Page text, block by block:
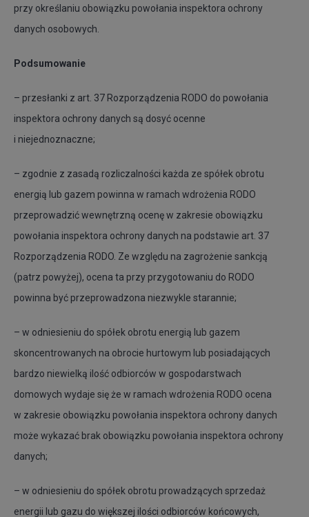
przy określaniu obowiązku powołania inspektora ochrony
danych osobowych.
Podsumowanie
– przesłanki z art. 37 Rozporządzenia RODO do powołania
inspektora ochrony danych są dosyć ocenne
i niejednoznaczne;
– zgodnie z zasadą rozliczalności każda ze spółek obrotu
energią lub gazem powinna w ramach wdrożenia RODO
przeprowadzić wewnętrzną ocenę w zakresie obowiązku
powołania inspektora ochrony danych na podstawie art. 37
Rozporządzenia RODO. Ze względu na zagrożenie sankcją
(patrz powyżej), ocena ta przy przygotowaniu do RODO
powinna być przeprowadzona niezwykle starannie;
– w odniesieniu do spółek obrotu energią lub gazem
skoncentrowanych na obrocie hurtowym lub posiadających
bardzo niewielką ilość odbiorców w gospodarstwach
domowych wydaje się że w ramach wdrożenia RODO ocena
w zakresie obowiązku powołania inspektora ochrony danych
może wykazać brak obowiązku powołania inspektora ochrony
danych;
– w odniesieniu do spółek obrotu prowadzących sprzedaż
energii lub gazu do większej ilości odbiorców końcowych,